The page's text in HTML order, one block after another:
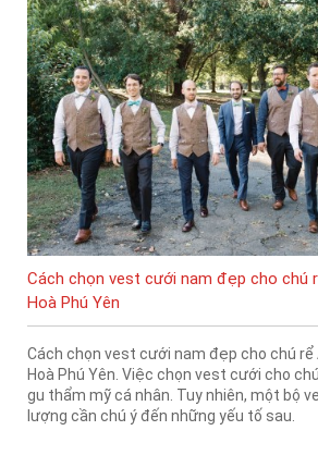
Cách chọn vest cưới nam đẹp cho chú
Hoà Phú Yên
Cách chọn vest cưới nam đẹp cho chú rể
Hoà Phú Yên. Việc chọn vest cưới cho
gu thẩm mỹ cá nhân. Tuy nhiên, một bộ
lượng cần chú ý đến những yếu tố sau.